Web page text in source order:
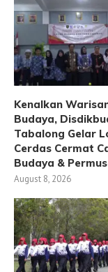
Kenalkan
Budaya,
Tabalong Gelar
Cerdas Cermat
Budaya &
August 8, 2026